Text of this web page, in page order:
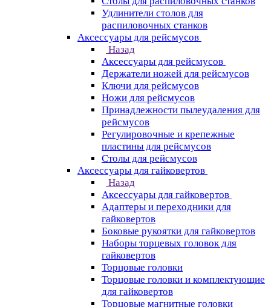
Удлинители столов для
распиловочных станков
Аксессуары для рейсмусов
Назад
Аксессуары для рейсмусов
Держатели ножей для рейсмусов
Ключи для рейсмусов
Ножи для рейсмусов
Принадлежности пылеудаления для
рейсмусов
Регулировочные и крепежные
пластины для рейсмусов
Столы для рейсмусов
Аксессуары для гайковертов
Назад
Аксессуары для гайковертов
Адаптеры и переходники для
гайковертов
Боковые рукоятки для гайковертов
Наборы торцевых головок для
гайковертов
Торцовые головки
Торцовые головки и комплектующие
для гайковертов
Торцовые магнитные головки